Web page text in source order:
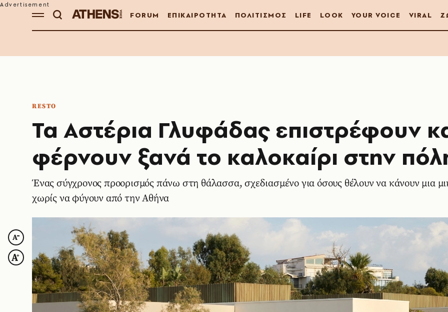
FORUM ΕΠΙΚΑΙΡΟΤΗΤΑ ΠΟΛΙΤΙΣΜΟΣ LIFE LOOK YOUR VOICE VIRAL
RESTO
Τα Αστέρια Γλυφάδας επιστρέφουν
φέρνουν ξανά το καλοκαίρι στην
Ένας σύγχρονος προορισμός πάνω στη θάλασσα, σχεδιασμένο για όσους θέλουν να κάνουν μια
χωρίς να φύγουν από την Αθήνα